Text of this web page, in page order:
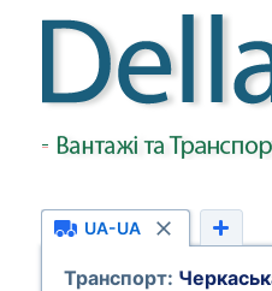
UA-UA
Транспорт: